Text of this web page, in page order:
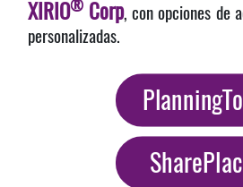
XIRIO®Corp, con opciones de
personalizadas.